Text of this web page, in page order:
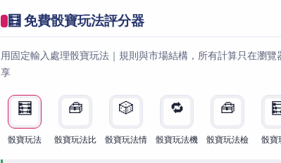
🧮 免費骰寶玩法評分器
用固定輸入處理骰寶玩法｜規則與市場結構，所有計算只在瀏
享
🧮
骰寶玩法
🧰
骰寶玩法比
🎲
骰寶玩法情
🔁
骰寶玩法機
🧰
骰寶玩法檢 骰寶